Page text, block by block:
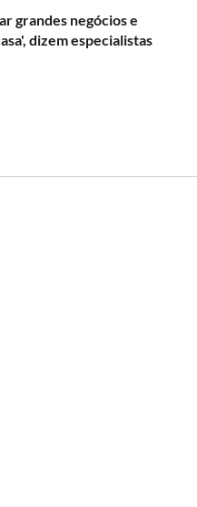
grandes negócios e
dizem especialistas